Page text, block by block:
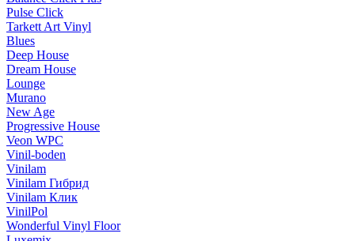
Pulse Click
Tarkett Art Vinyl
Blues
Deep House
Dream House
Lounge
Murano
New Age
Progressive House
Veon WPC
Vinil-boden
Vinilam
Vinilam Гибрид
Vinilam Клик
VinilPol
Wonderful Vinyl Floor